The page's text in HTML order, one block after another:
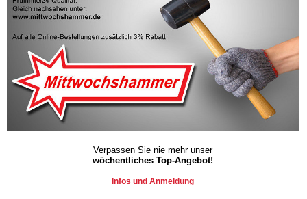
Verpassen Sie nie mehr unser
wöchentliches Top-Angebot!
Infos und Anmeldung